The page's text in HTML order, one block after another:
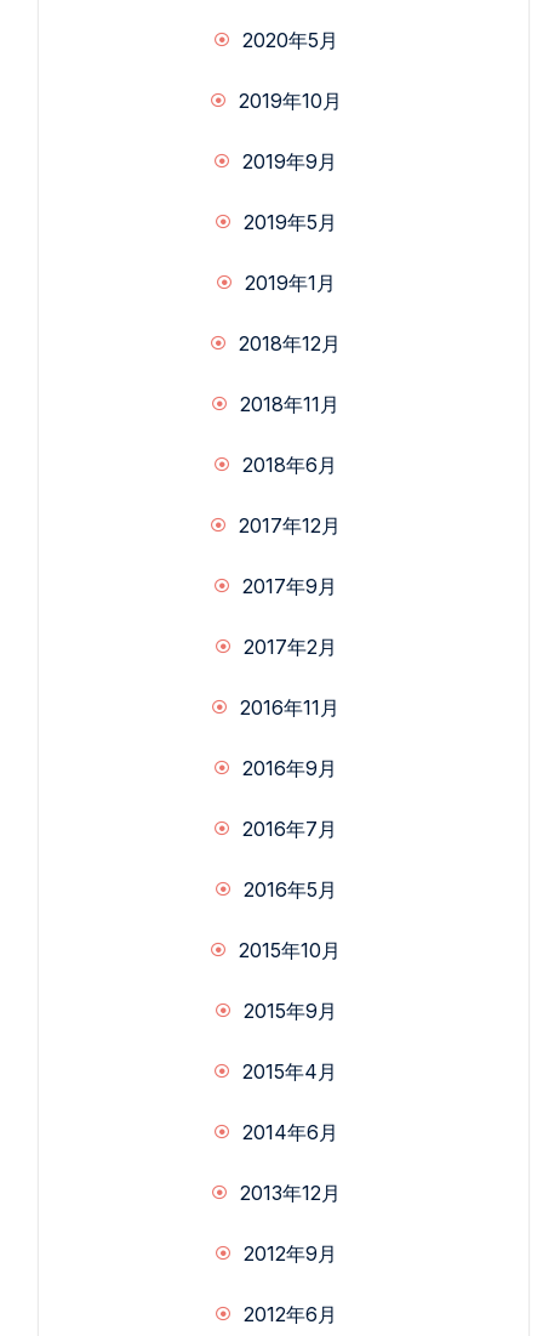
2020年5月
2019年10月
2019年9月
2019年5月
2019年1月
2018年12月
2018年11月
2018年6月
2017年12月
2017年9月
2017年2月
2016年11月
2016年9月
2016年7月
2016年5月
2015年10月
2015年9月
2015年4月
2014年6月
2013年12月
2012年9月
2012年6月